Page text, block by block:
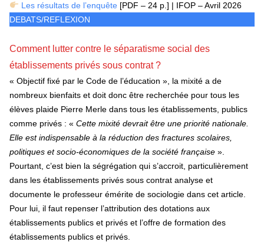
Les résultats de l’enquête[PDF – 24 p.] | IFOP – Avril 2026
DEBATS/REFLEXION
Comment lutter contre le séparatisme social des
établissements privés sous contrat ?
« Objectif fixé par le Code de l’éducation », la mixité a de
nombreux bienfaits et doit donc être recherchée pour tous les
élèves plaide Pierre Merle dans tous les établissements, publics
comme privés : « Cette mixité devrait être une priorité nationale.
Elle est indispensable à la réduction des fractures scolaires,
politiques et socio-économiques de la société française ».
Pourtant, c’est bien la ségrégation qui s’accroit, particulièrement
dans les établissements privés sous contrat analyse et
documente le professeur émérite de sociologie dans cet article.
Pour lui, il faut repenser l’attribution des dotations aux
établissements publics et privés et l’offre de formation des
établissements publics et privés.